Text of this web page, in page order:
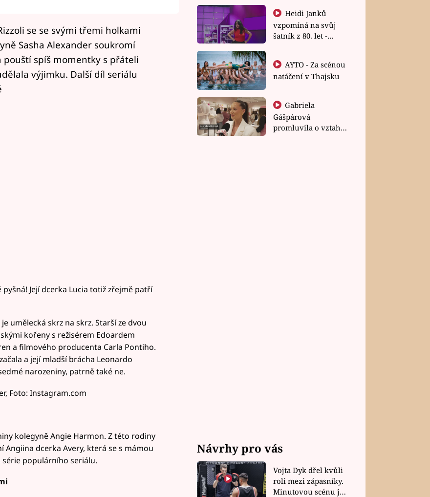
se se svými třemi holkami
Sasha Alexander soukromí
spíš momentky s přáteli
výjimku. Další díl seriálu
Její dcerka Lucia totiž zřejmě patří
umělecká skrz na skrz. Starší ze dvou
kořeny s režisérem Edoardem
a filmového producenta Carla Pontiho.
a její mladší brácha Leonardo
narozeniny, patrně také ne.
Foto: Instagram.com
kolegyně Angie Harmon. Z této rodiny
dcerka Avery, která se s mámou
série populárního seriálu.
Heidi Janků
vzpomíná na svůj
šatník z 80. let -
natáčení v Thajsku
Gabriela
Gášpárová
promluvila o vztahu
Návrhy pro vás
Vojta Dyk dřel kvůli
roli mezi zápasníky.
Minutovou scénu jel